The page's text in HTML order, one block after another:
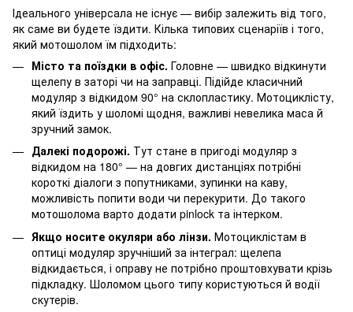
Ідеального універсала не існує — вибір залежить від того,
як саме ви будете їздити. Кілька типових сценаріїв і того,
який мотошолом їм підходить:
Місто та поїздки в офіс. Головне — швидко відкинути
щелепу в заторі чи на заправці. Підійде класичний
модуляр з відкидом 90° на склопластику. Мотоциклісту,
який їздить у шоломі щодня, важливі невелика маса й
зручний замок.
Далекі подорожі. Тут стане в пригоді модуляр з
відкидом на 180° — на довгих дистанціях потрібні
короткі діалоги з попутниками, зупинки на каву,
можливість попити води чи перекурити. До такого
мотошолома варто додати pinlock та інтерком.
Якщо носите окуляри або лінзи. Мотоциклістам в
оптиці модуляр зручніший за інтеграл: щелепа
відкидається, і оправу не потрібно проштовхувати крізь
підкладку. Шоломом цього типу користуються й водії
скутерів.